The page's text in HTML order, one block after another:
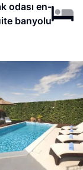
odası en-
banyolu